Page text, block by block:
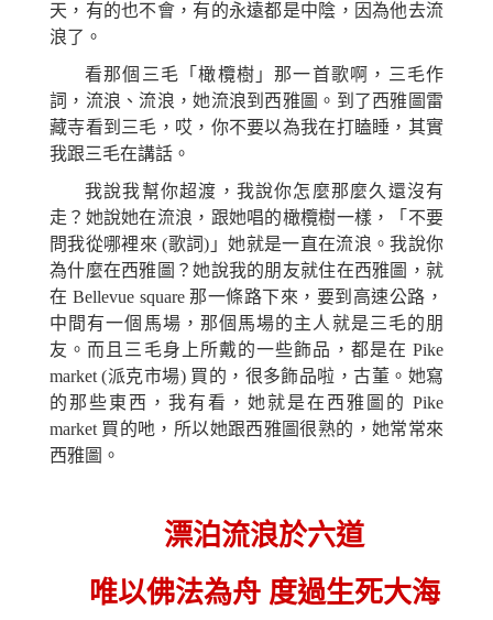
天，有的也不會，有的永遠都是中陰，因為他去流
浪了。
看那個三毛「橄欖樹」那一首歌啊，三毛作
詞，流浪、流浪，她流浪到西雅圖。到了西雅圖雷
藏寺看到三毛，哎，你不要以為我在打瞌睡，其實
我跟三毛在講話 。
我說我幫你超渡，我說你怎麼那麼久還沒有
走？ 她說她在流浪，跟她唱的橄欖樹一樣，「不要
問我從哪裡來(歌詞)」她就是一直在流浪。我說你
為什麼在西雅圖？她說我的朋友就住在西雅圖，就
在 Bellevue square 那一條路下來，要到高速公路，
中間有一個馬場， 那個 馬場的主人就是三毛的朋
友。而且三毛身上所戴的一些飾品，都是在 Pike
market(派克市場) 買的，很多飾品啦，古董。 她寫
的那些東西，我有看， 她就是在西雅圖的 Pike
market 買的吔 ，所以她跟西雅圖很熟的， 她常常來
西雅圖。
漂泊流浪於六道
唯以佛法為舟 度過生死大海